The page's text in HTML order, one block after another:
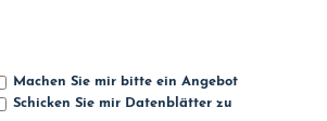
Machen Sie mir bitte ein Angebot
Schicken Sie mir Datenblätter zu